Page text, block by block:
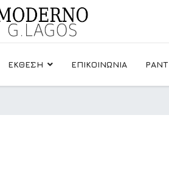
ΕΚΘΕΣΗ ΕΠΙΚΟΙΝΩΝΙΑ